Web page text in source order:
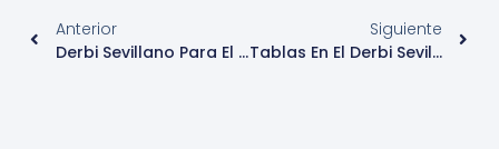
Anterior
Derbi Sevillano Para El Sénior Masculino
Siguiente
Tablas En El Derbi Sevillano